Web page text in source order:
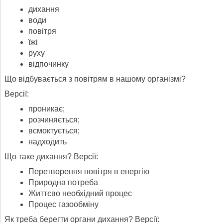
дихання
води
повітря
їжі
руху
відпочинку
Що відбувається з повітрям в нашому організмі?
Версії:
проникає;
розчиняється;
всмоктується;
надходить
Що таке дихання? Версії:
Перетворення повітря в енергію
Природна потреба
Життєво необхідний процес
Процес газообміну
Як треба берегти органи дихання? Версії: